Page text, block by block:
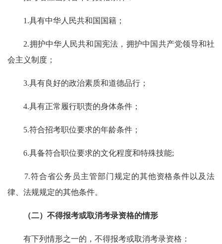
1.具有中华人民共和国国籍；
2.拥护中华人民共和国宪法，拥护中国共产党领导和社
会主义制度；
3.具有良好的政治素质和道德品行；
4.具有正常履行职责的身体条件；
5.符合招考职位要求的年龄条件；
6.具备符合职位要求的文化程度和特殊技能;
7.符合省公务员主管部门规定的其他资格条件以及法
律、法规规定的其他条件。
（二）不得报考或取消考录资格的情形
有下列情形之一的，不得报考或取消考录资格：